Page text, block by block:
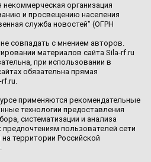
организация
и просвещению населения
служба новостей" (ОГРН
совпадать с мнением авторов.
материалов сайта Sila-rf.ru
при использовании в
обязательна прямая
rf.ru.
применяются рекомендательные
технологии предоставления
систематизации и анализа
пользователей сети
территории Российской
.